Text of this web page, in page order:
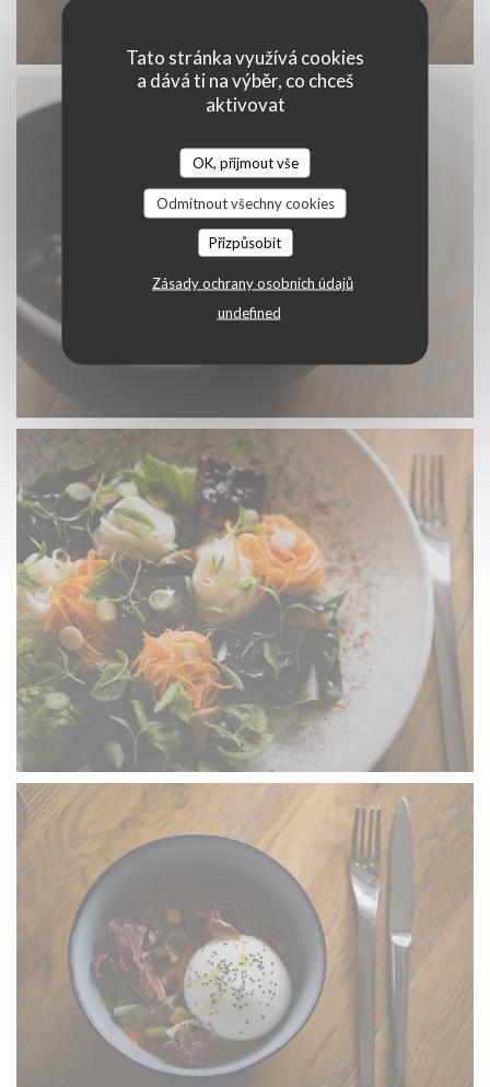
Tato stránka využívá cookies
a dává ti na výběr, co chceš
aktivovat
OK, přijmout vše
Odmítnout všechny cookies
Přizpůsobit
Zásady ochrany osobních údajů
undefined